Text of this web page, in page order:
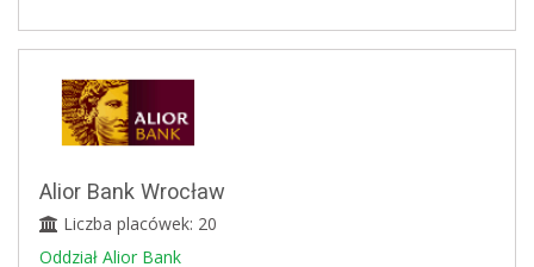
Alior Bank Wrocław
Liczba placówek: 20
Oddział Alior Bank